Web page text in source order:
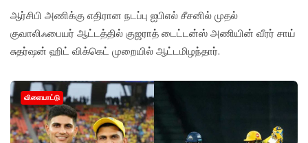
ஆர்சிபி அணிக்கு எதிரான நடப்பு ஐபிஎல் சீசனில் முதல்
குவாலிஃபையர் ஆட்டத்தில் குஜராத் டைட்டன்ஸ் அணியின் வீரர் சாய்
சுதர்ஷன் ஹிட் விக்கெட் முறையில் ஆட்டமிழந்தார்.
விளையாட்டு